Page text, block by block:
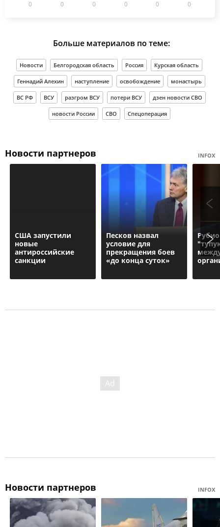
0 0 0 0 0 0
Больше материалов по теме:
Новости Белгородская область Россия Курская область
Геннадий Алехин наступление освобождение монастырь
ВС РФ ВСУ разгром ВСУ потери ВСУ дзен новости СВО
новости России СВО Спецоперация
Новости партнеров INFOX
США запустили
новые
антироссийские
санкции
Песков назвал
условие для
прекращения боев
«до конца суток»
Новости партнеров INFOX